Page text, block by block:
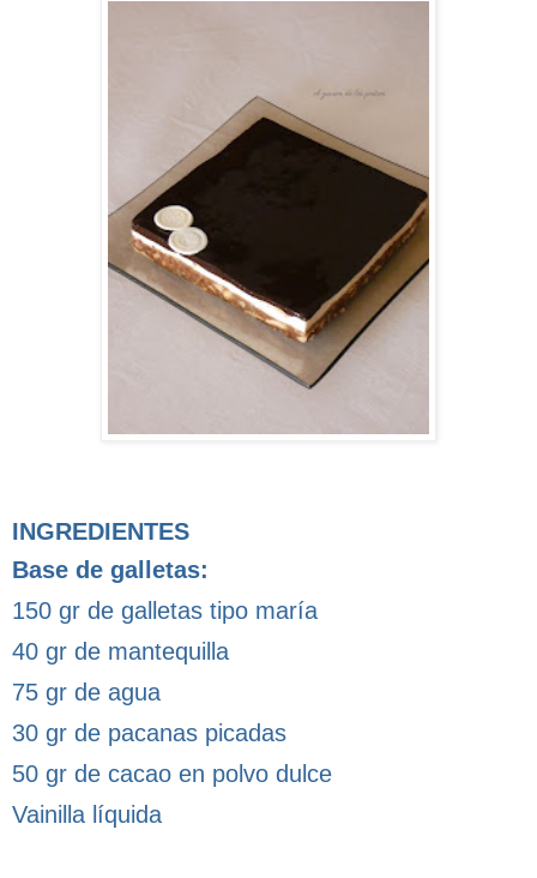
INGREDIENTES
Base de galletas:
150 gr de galletas tipo maría
40 gr de mantequilla
75 gr de agua
30 gr de pacanas picadas
50 gr de cacao en polvo dulce
Vainilla líquida